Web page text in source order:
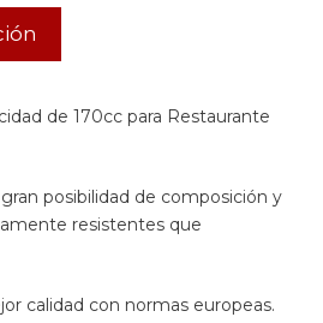
de 170cc para Restaurante
posibilidad de composición y
resistentes que
calidad con normas europeas.